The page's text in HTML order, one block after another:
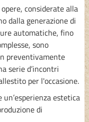
considerate alla
dalla generazione di
automatiche, fino
sono
preventivamente
serie d’incontri
per l'occasione.
estetica
di